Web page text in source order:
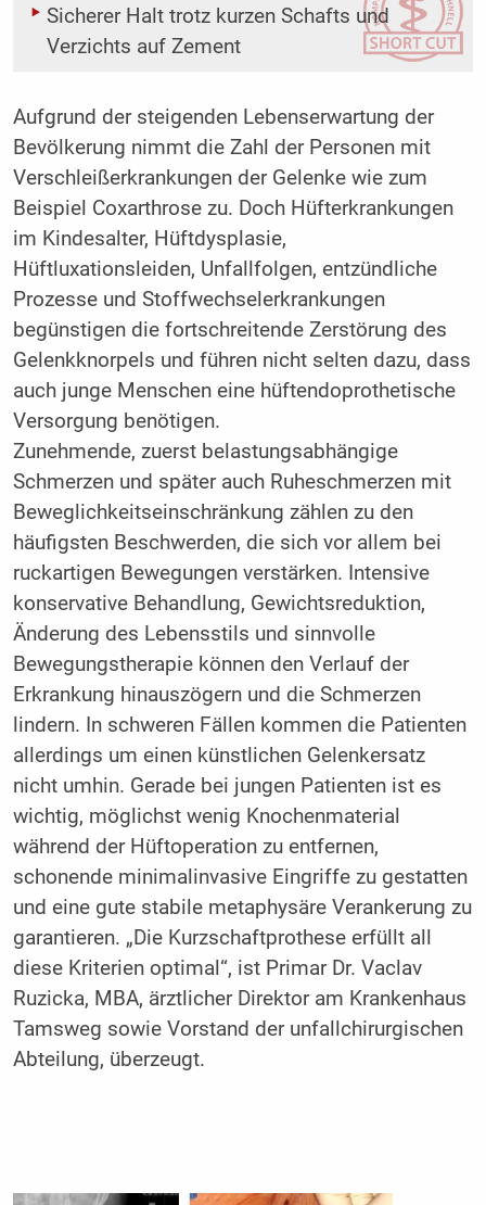
Sicherer Halt trotz kurzen Schafts und
Verzichts auf Zement
Aufgrund der steigenden Lebenserwartung der
Bevölkerung nimmt die Zahl der Personen mit
Verschleißerkrankungen der Gelenke wie zum
Beispiel Coxarthrose zu. Doch Hüfterkrankungen
im Kindesalter, Hüftdysplasie,
Hüftluxationsleiden, Unfallfolgen, entzündliche
Prozesse und Stoffwechselerkrankungen
begünstigen die fortschreitende Zerstörung des
Gelenkknorpels und führen nicht selten dazu, dass
auch junge Menschen eine hüftendoprothetische
Versorgung benötigen.
Zunehmende, zuerst belastungsabhängige
Schmerzen und später auch Ruheschmerzen mit
Beweglichkeitseinschränkung zählen zu den
häufigsten Beschwerden, die sich vor allem bei
ruckartigen Bewegungen verstärken. Intensive
konservative Behandlung, Gewichtsreduktion,
Änderung des Lebensstils und sinnvolle
Bewegungstherapie können den Verlauf der
Erkrankung hinauszögern und die Schmerzen
lindern. In schweren Fällen kommen die Patienten
allerdings um einen künstlichen Gelenkersatz
nicht umhin. Gerade bei jungen Patienten ist es
wichtig, möglichst wenig Knochenmaterial
während der Hüftoperation zu entfernen,
schonende minimalinvasive Eingriffe zu gestatten
und eine gute stabile metaphysäre Verankerung zu
garantieren. „Die Kurzschaftprothese erfüllt all
diese Kriterien optimal“, ist Primar Dr. Vaclav
Ruzicka, MBA, ärztlicher Direktor am Krankenhaus
Tamsweg sowie Vorstand der unfallchirurgischen
Abteilung, überzeugt.